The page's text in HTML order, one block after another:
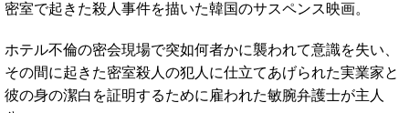
密室で起きた殺人事件を描いた韓国のサスペンス映画。
ホテル不倫の密会現場で突如何者かに襲われて意識を失い、
その間に起きた密室殺人の犯人に仕立てあげられた実業家と
彼の身の潔白を証明するために雇われた敏腕弁護士が主人